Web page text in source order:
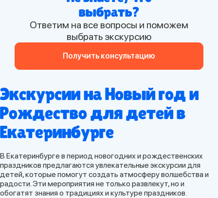
выбрать?
Ответим на все вопросы и поможем
выбрать экскурсию
Получить консультацию
Экскурсии на Новый год и
Рождество для детей в
Екатеринбурге
В Екатеринбурге в период новогодних и рождественских
праздников предлагаются увлекательные экскурсии для
детей, которые помогут создать атмосферу волшебства и
радости. Эти мероприятия не только развлекут, но и
обогатят знания о традициях и культуре праздников.